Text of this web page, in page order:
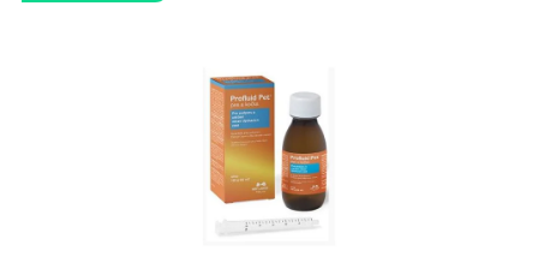
KRÁLÍCI/HLODAVCI/PTÁCI